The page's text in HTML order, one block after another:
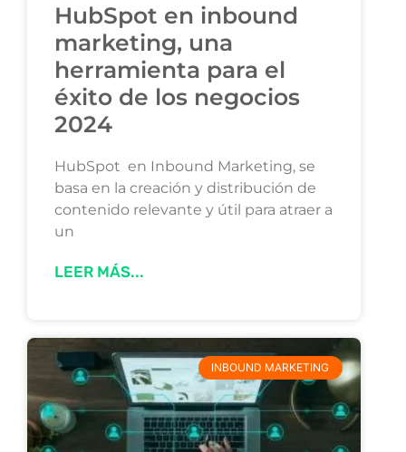
HubSpot en inbound
marketing, una
herramienta para el
éxito de los negocios
2024
HubSpot en Inbound Marketing, se
basa en la creación y distribución de
contenido relevante y útil para atraer a
un
LEER MÁS...
INBOUND MARKETING